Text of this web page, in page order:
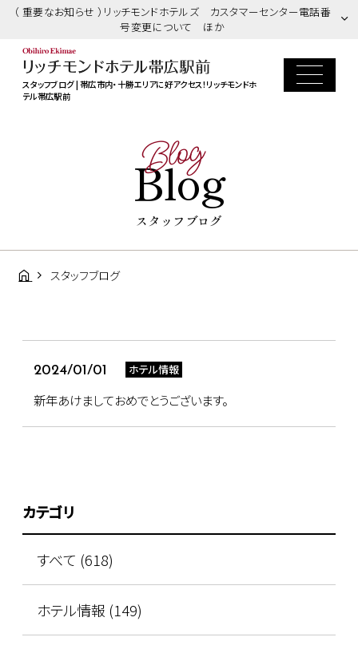
（ 重要なお知らせ ）リッチモンドホテルズ カスタマーセンター電話番
号変更について ほか
スタッフブログ | 帯広市内・十勝エリアに好アクセス！リッチモンドホ
テル帯広駅前
Blog
Blog
スタッフブログ
スタッフブログ
2024/01/01 ホテル情報
新年あけましておめでとうございます。
カテゴリ
すべて (618)
ホテル情報 (149)